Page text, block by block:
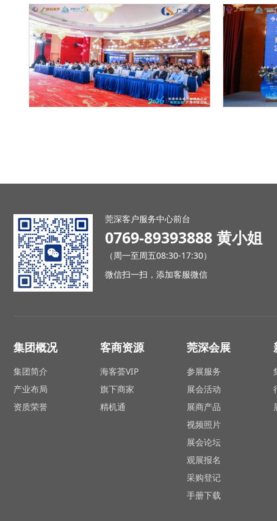
莞深客户服务中心前台
0769-89393888 黄小姐
（周一至周五08:30-17:30）
微信扫一扫，添加客服微信
集团概况
集团简介
产业布局
资质荣誉
客商资源
海客荟VIP
旗下商家
精机通
莞深会展
参展服务
展会活动
展商产品
视频照片
展会论坛
观展报名
采购登记
手册下载